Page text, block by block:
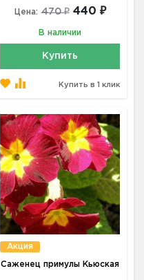
Цена: 470 ₽ 440 ₽
В наличии
Купить
Купить в 1 клик
Акция
Саженец примулы Кьюская